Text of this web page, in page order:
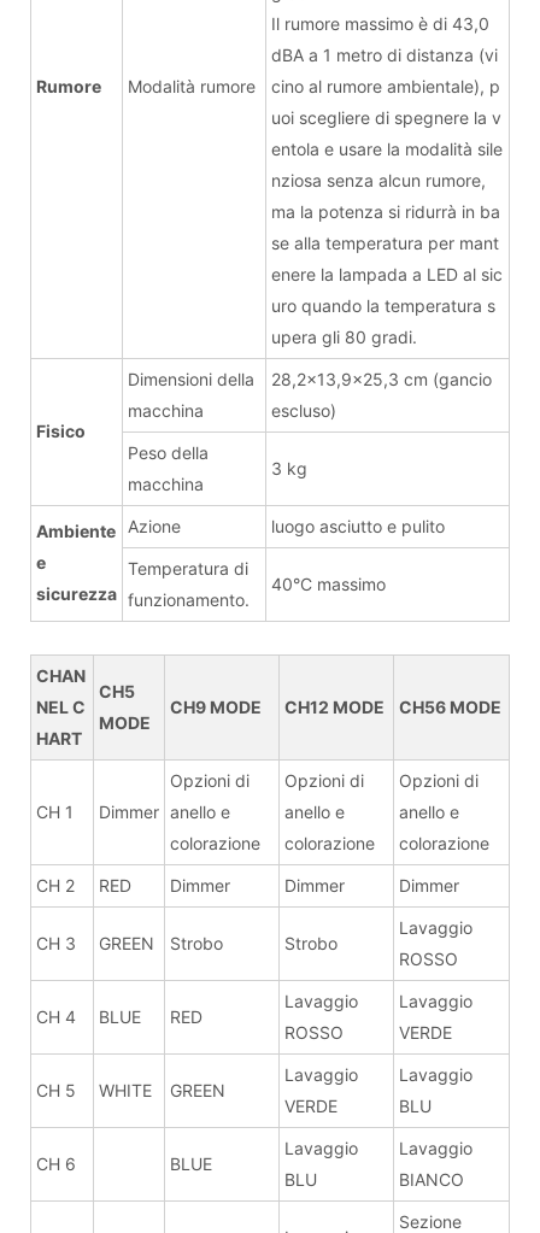
Rumore Modalità rumore
Il rumore massimo è di 43,0
dBA a 1 metro di distanza (vi
cino al rumore ambientale), p
uoi scegliere di spegnere la v
entola e usare la modalità sile
nziosa senza alcun rumore,
ma la potenza si ridurrà in ba
se alla temperatura per mant
enere la lampada a LED al sic
uro quando la temperatura s
upera gli 80 gradi.
Fisico
Dimensioni della
macchina
28,2x13,9x25,3 cm (gancio
escluso)
Peso della
macchina
3 kg
Ambiente
e
sicurezza
Azione luogo asciutto e pulito
Temperatura di
funzionamento.
40°C massimo
CHAN
NEL C
HART
CH5
MODE
CH9 MODE CH12 MODE CH56 MODE
CH 1 Dimmer
Opzioni di
anello e
colorazione
Opzioni di
anello e
colorazione
Opzioni di
anello e
colorazione
CH 2 RED Dimmer Dimmer Dimmer
CH 3 GREEN Strobo Strobo
Lavaggio
ROSSO
CH 4 BLUE RED
Lavaggio
ROSSO
Lavaggio
VERDE
CH 5 WHITE GREEN
Lavaggio
VERDE
Lavaggio
BLU
CH 6 BLUE
Lavaggio
BLU
Lavaggio
BIANCO
Sezione